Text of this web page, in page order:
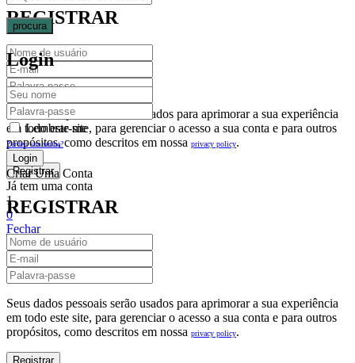
REGISTRAR
Seus dados pessoais serão usados para aprimorar a sua experiência
em todo este site, para gerenciar o acesso a sua conta e para outros
propósitos, como descritos em nossa privacy policy.
Já tem uma conta
1
0
Fechar
Carrinho De Compras(0)
No products in the cart.
procura
Login
Lembrar-me
Perdeu sua senha?
Criar Uma Conta
REGISTRAR
Seus dados pessoais serão usados para aprimorar a sua experiência
em todo este site, para gerenciar o acesso a sua conta e para outros
propósitos, como descritos em nossa privacy policy.